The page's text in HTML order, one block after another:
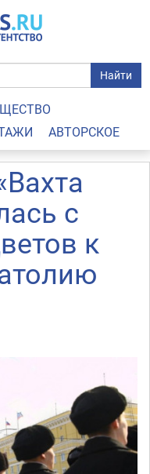
Найти
АВТОРСКОЕ
с
к